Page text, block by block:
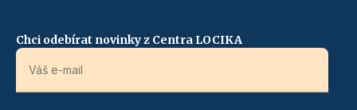
Chci odebírat novinky z Centra LOCIKA